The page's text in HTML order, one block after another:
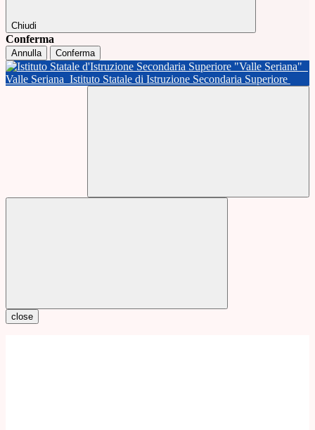
Chiudi
Conferma
Annulla Conferma
Valle Seriana Istituto Statale di Istruzione Secondaria Superiore
close